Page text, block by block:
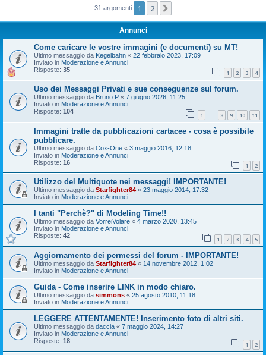
31 argomenti 1 2
Annunci
Come caricare le vostre immagini (e documenti) su MT!
Ultimo messaggio da Kegelbahn « 22 febbraio 2023, 17:09
Inviato in Moderazione e Annunci
Risposte: 35 1 2 3 4
Uso dei Messaggi Privati e sue conseguenze sul forum.
Ultimo messaggio da Bruno P « 7 giugno 2026, 11:25
Inviato in Moderazione e Annunci
Risposte: 104 1 … 8 9 10 11
Immagini tratte da pubblicazioni cartacee - cosa è possibile
pubblicare.
Ultimo messaggio da Cox-One « 3 maggio 2016, 12:18
Inviato in Moderazione e Annunci
Risposte: 16 1 2
Utilizzo del Multiquote nei messaggi! IMPORTANTE!
Ultimo messaggio da Starfighter84 « 23 maggio 2014, 17:32
Inviato in Moderazione e Annunci
I tanti "Perchè?" di Modeling Time!!
Ultimo messaggio da VorreiVolare « 4 marzo 2020, 13:45
Inviato in Moderazione e Annunci
Risposte: 42 1 2 3 4 5
Aggiornamento dei permessi del forum - IMPORTANTE!
Ultimo messaggio da Starfighter84 « 14 novembre 2012, 1:02
Inviato in Moderazione e Annunci
Guida - Come inserire LINK in modo chiaro.
Ultimo messaggio da simmons « 25 agosto 2010, 11:18
Inviato in Moderazione e Annunci
LEGGERE ATTENTAMENTE! Inserimento foto di altri siti.
Ultimo messaggio da daccia « 7 maggio 2024, 14:27
Inviato in Moderazione e Annunci
Risposte: 18 1 2